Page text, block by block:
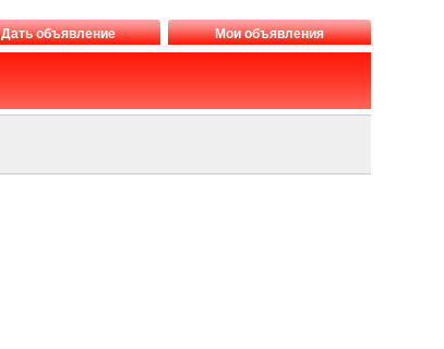
Дать объявление Мои объявления